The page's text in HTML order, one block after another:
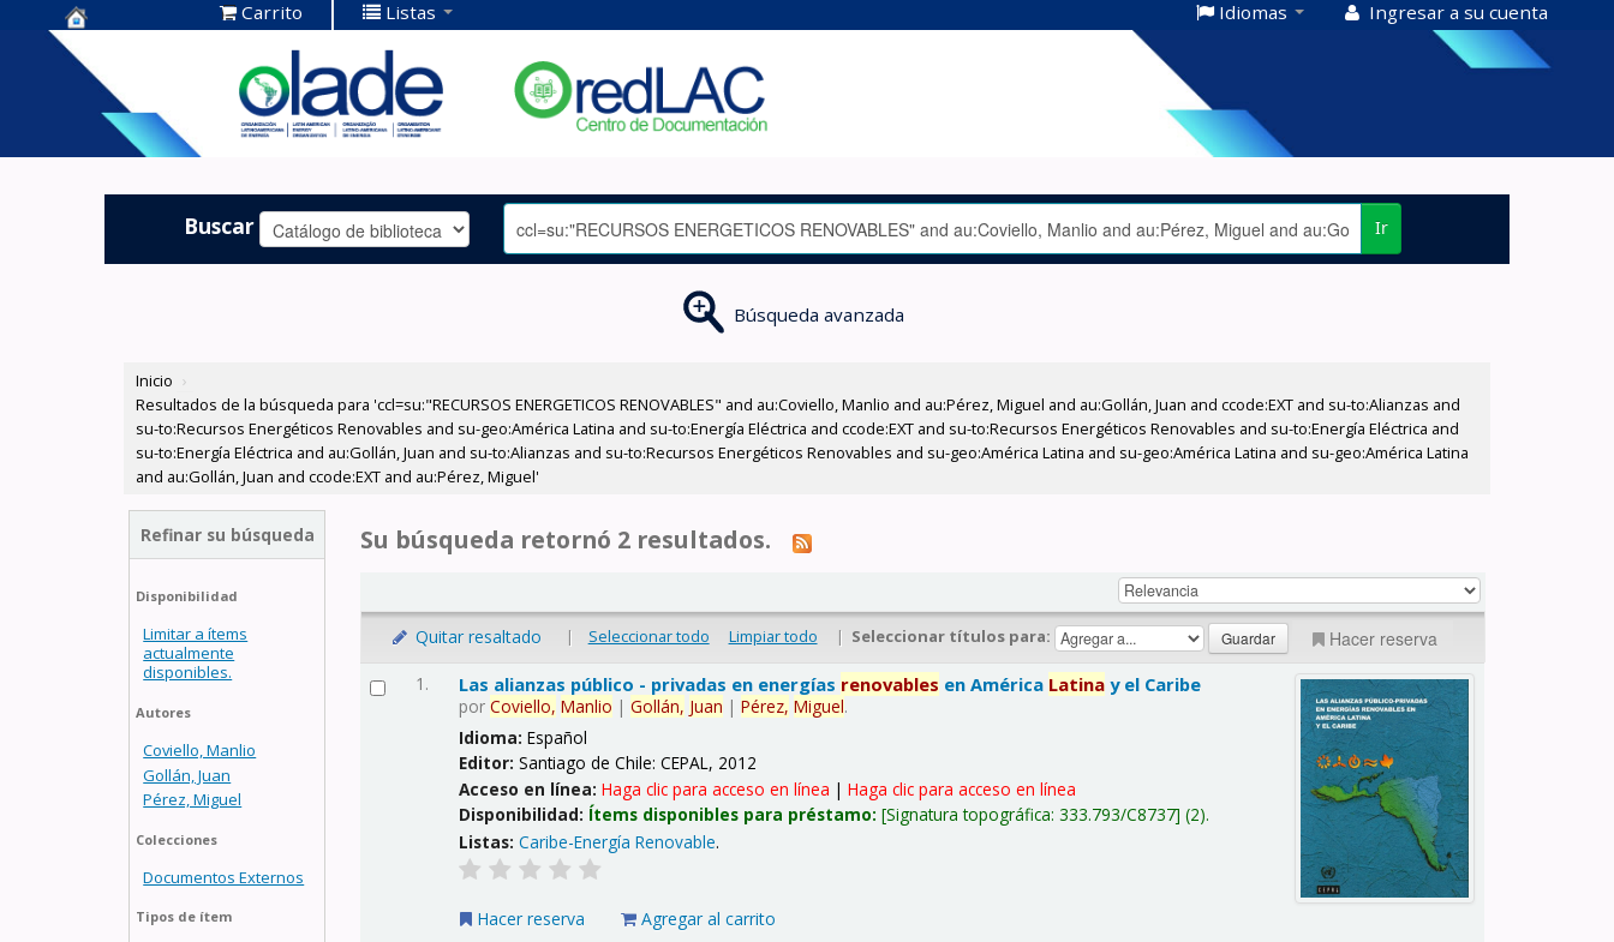
Centro de
Documentación
OLADE -
Carrito Listas Idiomas Ingresar a su cuenta
Buscar Ir
Búsqueda avanzada
Inicio ›
Resultados de la búsqueda para 'ccl=su:"RECURSOS ENERGETICOS RENOVABLES" and au:Coviello, Manlio and au:Pérez, Miguel and au:Gollán, Juan and ccode:EXT and su-to:Alianzas and
su-to:Recursos Energéticos Renovables and su-geo:América Latina and su-to:Energía Eléctrica and ccode:EXT and su-to:Recursos Energéticos Renovables and su-to:Energía Eléctrica and
su-to:Energía Eléctrica and au:Gollán, Juan and su-to:Alianzas and su-to:Recursos Energéticos Renovables and su-geo:América Latina and su-geo:América Latina and su-geo:América Latina
and au:Gollán, Juan and ccode:EXT and au:Pérez, Miguel'
Refinar su búsqueda
Disponibilidad
Limitar a ítems
actualmente
disponibles.
Autores
Coviello, Manlio
Gollán, Juan
Pérez, Miguel
Colecciones
Documentos Externos
Tipos de ítem
Su búsqueda retornó 2 resultados.
Quitar resaltado | Seleccionar todo Limpiar todo | Seleccionar títulos para: Hacer reserva
1. Las alianzas público - privadas en energías renovables en América Latina y el Caribe
porCoviello, Manlio |Gollán, Juan |Pérez, Miguel.
Idioma:Español
Editor:Santiago de Chile: CEPAL, 2012
Acceso en línea:Haga clic para acceso en línea |Haga clic para acceso en línea
Disponibilidad: Ítems disponibles para préstamo: Signatura topográfica:333.793/C8737 (2).
Listas: Caribe-Energía Renovable.
Hacer reserva Agregar al carrito